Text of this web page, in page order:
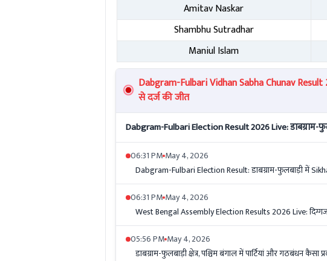
Amitav Naskar
Shambhu Sutradhar
Maniul Islam
Dabgram-Fulbari Vidhan Sabha Chunav Result
से दर्ज की जीत
Dabgram-Fulbari Election Result 2026 Live: डाबग्राम-
06:31 PMMay 4, 2026
Dabgram-Fulbari Election Result: डाबग्राम-फुलबाड़ी में
06:31 PMMay 4, 2026
West Bengal Assembly Election Results 2026 Live:
05:56 PMMay 4, 2026
डाबग्राम-फुलबाड़ी क्षेत्र, पश्चिम बंगाल में पार्टियां और गठबंधन कैसा